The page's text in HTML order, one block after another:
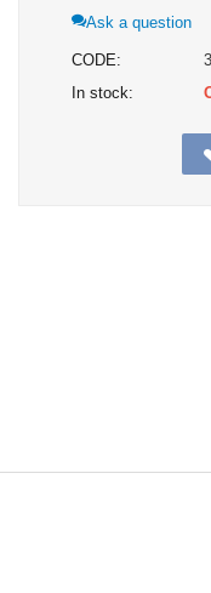
Ask a question
CODE:
In stock: